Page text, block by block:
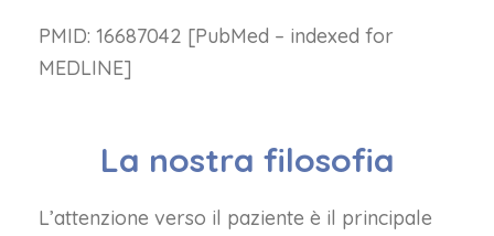
PMID: 16687042 [PubMed – indexed for
MEDLINE]
La nostra filosofia
L’attenzione verso il paziente è il principale